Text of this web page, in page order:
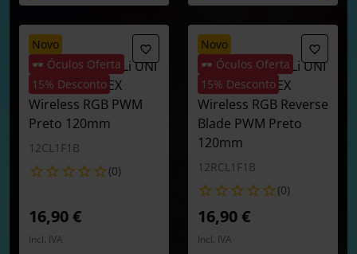
novo
🕶️ Óculos Oferta
15% Desconto
Ventoinha Lian Li UNI
FAN CL120 FLEX
Wireless RGB PWM
Preto 120mm
12CL1F1B
(0)
16,90 €
Incl. IVA
novo
🕶️ Óculos Oferta
15% Desconto
Ventoinha Lian Li UNI
FAN CL120 FLEX
Wireless RGB Reverse
Blade PWM Preto
120mm
12RCL1F1B
(0)
16,90 €
Incl. IVA